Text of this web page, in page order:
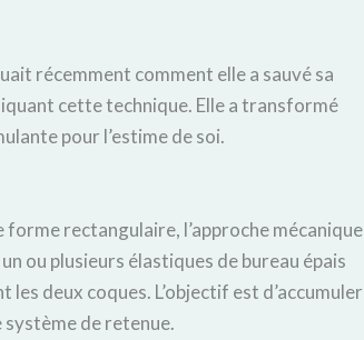
récemment comment elle a sauvé sa
cette technique. Elle a transformé
pour l’estime de soi.
rectangulaire, l’approche mécanique
ou plusieurs élastiques de bureau épais
deux coques. L’objectif est d’accumuler
de retenue.